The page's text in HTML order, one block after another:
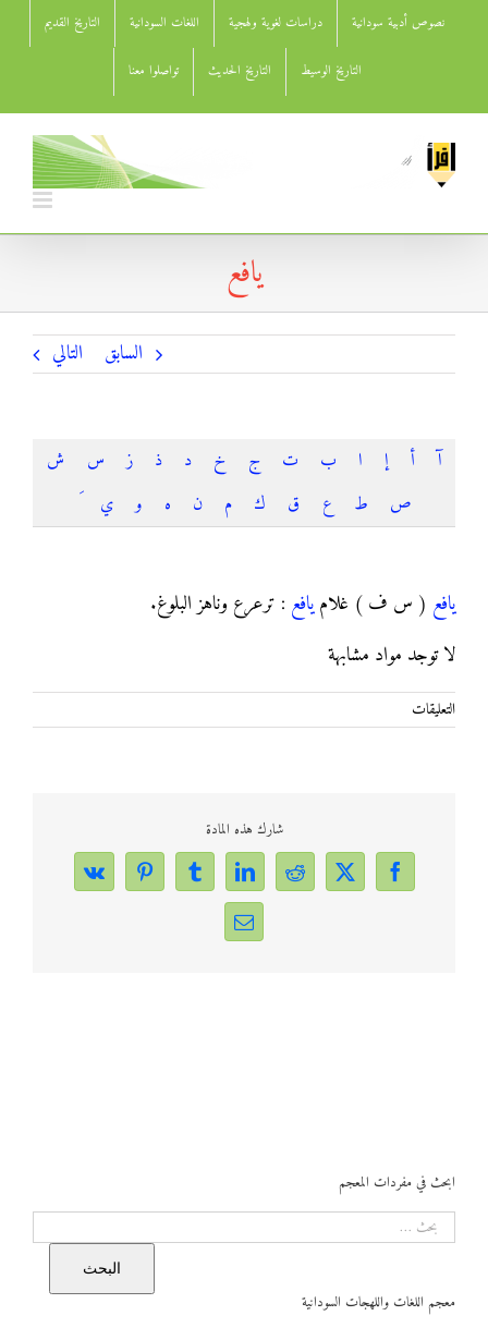
نصوص أدبية سودانية دراسات لغوية ولهجية اللغات السودانية التاريخ القديم
التاريخ الوسيط التاريخ الحديث تواصلوا معنا
يافع
السابق التالي
آ أ إ ا ب ت ج خ د ذ ز س
ش
ص
ط ع ق ك م ن ه و ي
يافع ( س ف ) غلاميافع : ترعرع وناهز البلوغ.
لا توجد مواد مشابهة
التعليقات
يافع
شارك هذه المادة
Facebook
X
Reddit
LinkedIn
Tumblr
Pinterest
Vk
Email
ابحث في مفردات المعجم
البحث
البحث
معجم اللغات واللهجات السودانية